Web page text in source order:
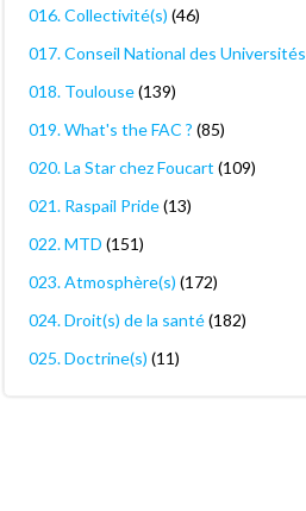
016. Collectivité(s) (46)
017. Conseil National des Universités
018. Toulouse(139)
019. What's the FAC ? (85)
020. La Star chez Foucart (109)
021. Raspail Pride(13)
022. MTD (151)
023. Atmosphère(s) (172)
024. Droit(s) de la santé(182)
025. Doctrine(s) (11)